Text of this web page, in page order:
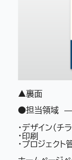
▲裏面
●担当領域
・デザイン（チラ
・印刷
・プロジェクト